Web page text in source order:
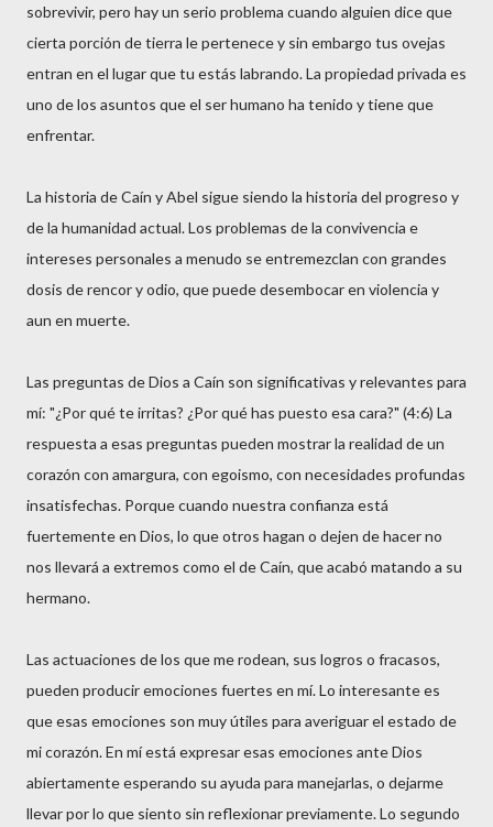
sobrevivir, pero hay un serio problema cuando alguien dice que
cierta porción de tierra le pertenece y sin embargo tus ovejas
entran en el lugar que tu estás labrando. La propiedad privada es
uno de los asuntos que el ser humano ha tenido y tiene que
enfrentar.
La historia de Caín y Abel sigue siendo la historia del progreso y
de la humanidad actual. Los problemas de la convivencia e
intereses personales a menudo se entremezclan con grandes
dosis de rencor y odio, que puede desembocar en violencia y
aun en muerte.
Las preguntas de Dios a Caín son significativas y relevantes para
mí: "¿Por qué te irritas? ¿Por qué has puesto esa cara?" (4:6) La
respuesta a esas preguntas pueden mostrar la realidad de un
corazón con amargura, con egoismo, con necesidades profundas
insatisfechas. Porque cuando nuestra confianza está
fuertemente en Dios, lo que otros hagan o dejen de hacer no
nos llevará a extremos como el de Caín, que acabó matando a su
hermano.
Las actuaciones de los que me rodean, sus logros o fracasos,
pueden producir emociones fuertes en mí. Lo interesante es
que esas emociones son muy útiles para averiguar el estado de
mi corazón. En mí está expresar esas emociones ante Dios
abiertamente esperando su ayuda para manejarlas, o dejarme
llevar por lo que siento sin reflexionar previamente. Lo segundo